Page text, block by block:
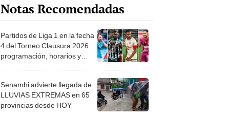
Notas Recomendadas
Partidos de Liga 1 en la fecha
4 del Torneo Clausura 2026:
programación, horarios y
Senamhi advierte llegada de
LLUVIAS EXTREMAS en 65
provincias desde HOY